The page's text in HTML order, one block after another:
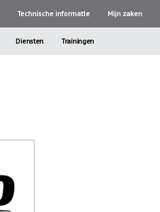
Technische informatle Mijn zaken
Diensten Trainingen